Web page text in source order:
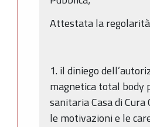
Attestata la
1. il diniego
magnetica total body
sanitaria Casa di Cura
le motivazioni e le